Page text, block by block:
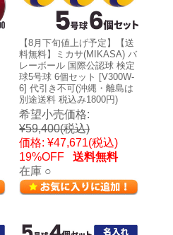
【8月下旬値上げ予定】【送
料無料】ミカサ(MIKASA) バ
レーボール 国際公認球 検定
球5号球 6個セット [V300W-
6] 代引き不可(沖縄・離島は
別途送料 税込み1800円)
希望小売価格:
¥59,400(税込)
価格: ¥47,671(税込)
19%OFF
送料無料
在庫 ○